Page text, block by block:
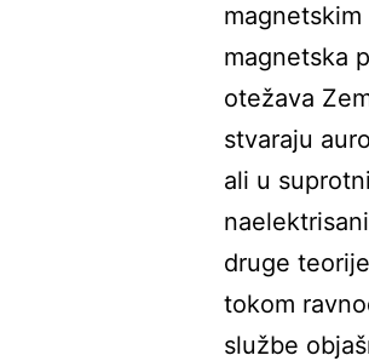
magnetska
otežava
stvaraju
ali u
druge
tokom
službe